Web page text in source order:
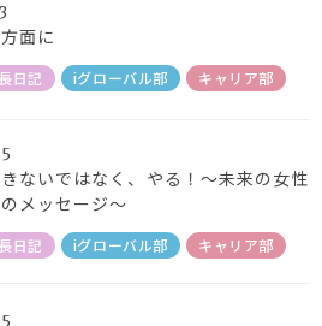
面に
日記 iグローバル部 キャリア部
ないではなく、やる！～未来の女性
メッセージ～
日記 iグローバル部 キャリア部